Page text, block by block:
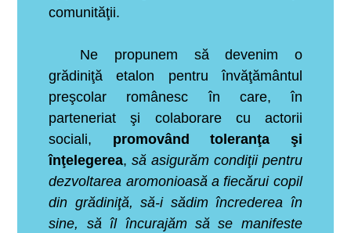
comunităţii.
Ne propunem să devenim o
grădiniţă etalon pentru învăţământul
preşcolar românesc în care, în
parteneriat şi colaborare cu actorii
sociali, promovând toleranţa şi
înţelegerea,să asigurăm condiţii pentru
dezvoltarea aromonioasă a fiecărui copil
din grădiniţă, să-i sădim încrederea în
sine, să îl încurajăm să se manifeste